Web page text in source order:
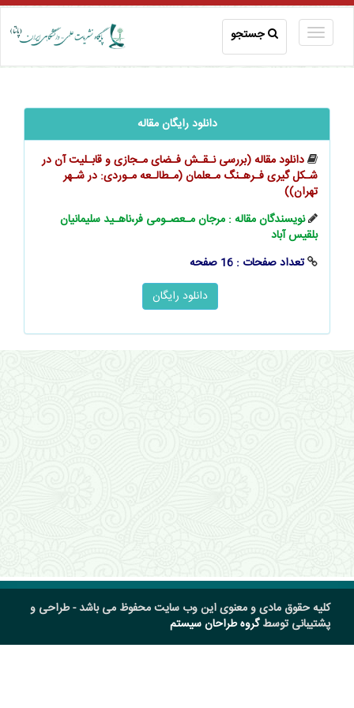
جستجو
دانلود رایگان مقاله
دانلود مقاله (بررسی نـقـش فـضای مـجازی و قابـلیت آن در
شـکل گیری فـرهـنگ مـعلمان (مـطالـعه مـوردی: در شـهر
تهران))
نویسندگان مقاله : مرجان مـعصـومی فر،ناهـید سلیمانیان
بلقیس آباد
تعداد صفحات : 16 صفحه
کلیه حقوق مادی و معنوی این وب سایت محفوظ می باشد - طراحی و
پشتیبانی توسطگروه طراحان سیستم